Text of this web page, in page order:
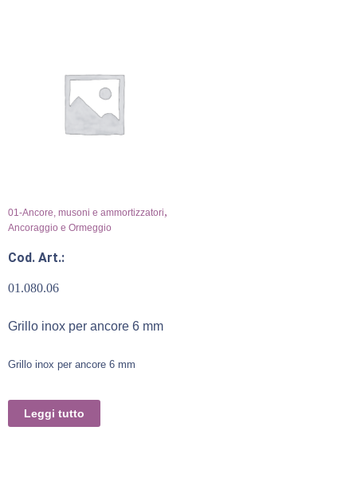
01-Ancore, musoni e ammortizzatori,
Ancoraggio e Ormeggio
Cod. Art.:
01.080.06
Grillo inox per ancore 6 mm
Grillo inox per ancore 6 mm
Leggi tutto